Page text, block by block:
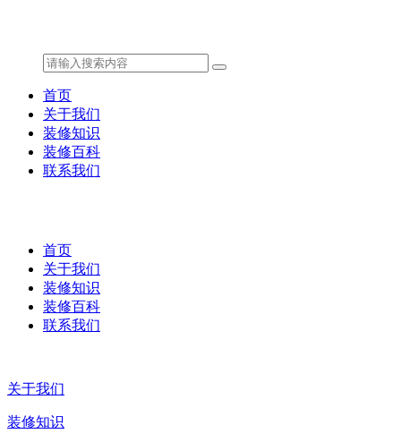
首页
关于我们
装修知识
装修百科
联系我们
首页
关于我们
装修知识
装修百科
联系我们
关于我们
装修知识